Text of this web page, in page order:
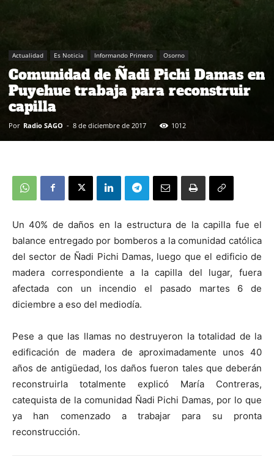
Actualidad Es Noticia Informando Primero Osorno
Comunidad de Ñadi Pichi Damas en
Puyehue trabaja para reconstruir
capilla
Por Radio SAGO - 8 de diciembre de 2017 1012
Un 40% de daños en la estructura de la capilla fue el
balance entregado por bomberos a la comunidad católica
del sector de Ñadi Pichi Damas, luego que el edificio de
madera correspondiente a la capilla del lugar, fuera
afectada con un incendio el pasado martes 6 de
diciembre a eso del mediodía.
Pese a que las llamas no destruyeron la totalidad de la
edificación de madera de aproximadamente unos 40
años de antigüedad, los daños fueron tales que deberán
reconstruirla totalmente explicó María Contreras,
catequista de la comunidad Ñadi Pichi Damas, por lo que
ya han comenzado a trabajar para su pronta
reconstrucción.